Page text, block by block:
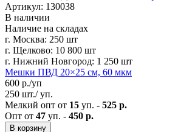
Артикул: 130038
В наличии
Наличие на складах
г. Москва: 250 шт
г. Щелково: 10 800 шт
г. Нижний Новгород: 1 250 шт
Мешки ПВД 20×25 см, 60 мкм
600 р./уп
250 шт./ уп.
Мелкий опт от 15 уп. - 525 р.
Опт от 47 уп. - 450 р.
В корзину